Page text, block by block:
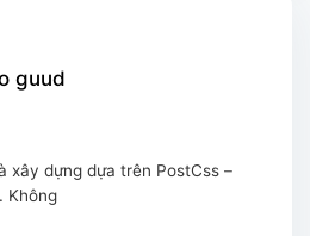
guud
xây dựng dựa trên PostCss –
Không